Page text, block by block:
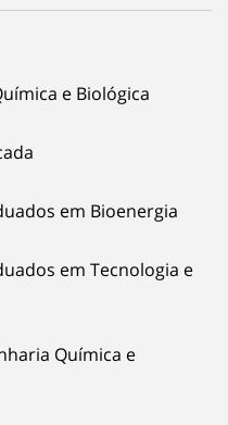
e Biológica
em Bioenergia
em Tecnologia e
Química e